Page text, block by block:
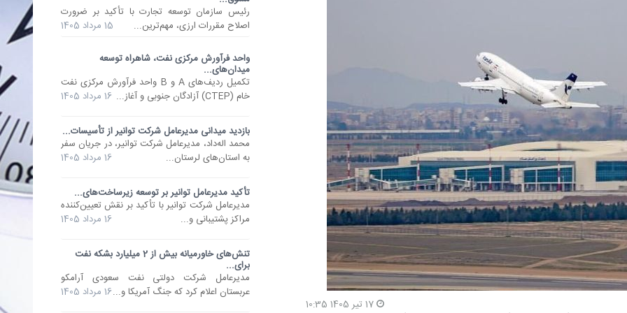
رئیس سازمان توسعه تجارت با تأکید بر ضرورت
اصلاح مقررات ارزی، مهم‌ترین...
15 مرداد 1405
واحد فرآورش مرکزی نفت، شاهراه توسعه
میدان‌های...
تکمیل ردیف‌های A و B واحد فرآورش مرکزی نفت
خام (CTEP) آزادگان جنوبی و آغاز...
16 مرداد 1405
بازدید میدانی مدیرعامل شرکت توانیر از تأسیسات...
محمد اله‌داد، مدیرعامل شرکت توانیر، در جریان سفر
به استان‌های لرستان...
16 مرداد 1405
تأکید مدیرعامل توانیر بر توسعه زیرساخت‌های...
مدیرعامل شرکت توانیر با تأکید بر نقش تعیین‌کننده
مراکز پشتیبانی و...
16 مرداد 1405
تنش‌های خاورمیانه بیش از 2 میلیارد بشکه نفت
برای...
مدیرعامل شرکت دولتی نفت سعودی آرامکو
عربستان اعلام کرد که جنگ آمریکا و...16 مرداد 1405